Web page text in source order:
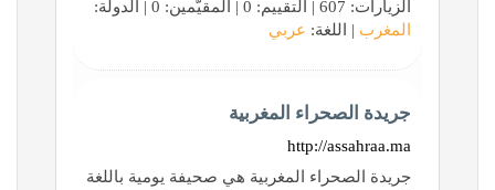
الزيارات: 607 | التقييم: 0 | المقيّمين: 0 | الدولة:
المغرب | اللغة: عربي
جريدة الصحراء المغربية
http://assahraa.ma
جريدة الصحراء المغربية هي صحيفة يومية باللغة